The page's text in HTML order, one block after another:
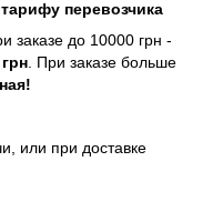
перевозчика
заказе до 10000 грн -
. При заказе больше
или при доставке